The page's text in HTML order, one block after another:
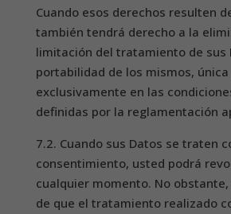
Cuando esos derechos resulten
también tendrá derecho a la
limitación del tratamiento de sus
portabilidad de los mismos, única
exclusivamente en las
definidas por la reglamentación
7.2. Cuando sus Datos se traten
consentimiento, usted podrá
cualquier momento. No
de que el tratamiento realizado